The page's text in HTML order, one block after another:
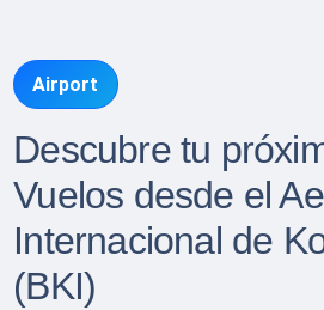
Airport
Descubre tu
Vuelos desde el
Internacional de
(BKI)